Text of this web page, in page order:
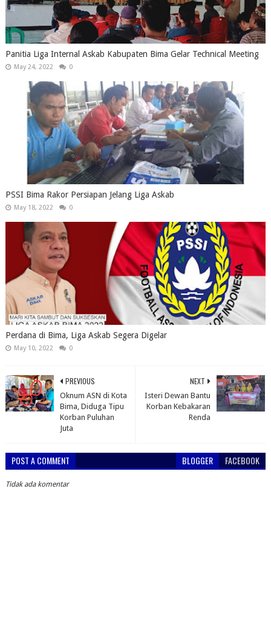
Panitia Liga Internal Askab Kabupaten Bima Gelar Technical Meeting
May 24, 2022 0
PSSI Bima Rakor Persiapan Jelang Liga Askab
May 18, 2022 0
Perdana di Bima, Liga Askab Segera Digelar
May 10, 2022 0
NEXT
Isteri Dewan Bantu
Korban Kebakaran
Renda
PREVIOUS
Oknum ASN di Kota
Bima, Diduga Tipu
Korban Puluhan
Juta
POST A COMMENT BLOGGER FACEBOOK
Tidak ada komentar